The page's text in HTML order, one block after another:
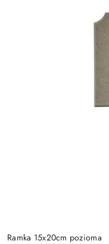
Ramka 15x20cm pozioma